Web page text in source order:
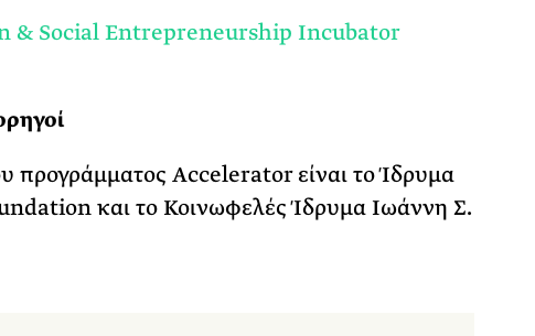
& Social Entrepreneurship Incubator
προγράμματος Accelerator είναι το Ίδρυμα
και το Κοινωφελές Ίδρυμα Ιωάννη Σ.